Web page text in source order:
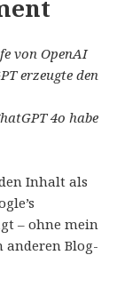
von OpenAI
erzeugte den
4o habe
Inhalt als
– ohne mein
anderen Blog-